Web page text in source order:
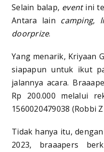
Selain balap, eventini
Antara lain camping,
doorprize.
Yang menarik, Kriyaan
siapapun untuk ikut
jalannya acara.
Rp 200.000 melalui
1560020479038 (Robbi
Tidak hanya itu,
2023, braaapers